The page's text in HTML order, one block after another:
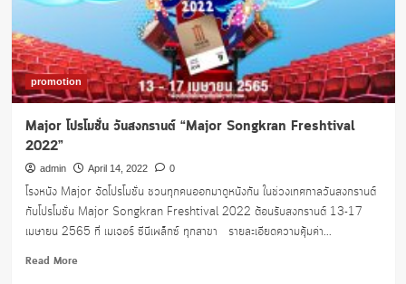
2565
promotion
Major โปรโมชั่น วันสงกรานต์ “Major Songkran Freshtival
2022”
admin April 14, 2022 0
โรงหนัง Major จัดโปรโมชั่น ชวนทุกคนออกมาดูหนังกัน ในช่วงเทศกาลวันสงกรานต์
กับโปรโมชั่น Major Songkran Freshtival 2022 ต้อนรับสงกรานต์ 13-17
เมษายน 2565 ที่ เมเจอร์ ซีนีเพล็กซ์ ทุกสาขา รายละเอียดความคุ้มค่า...
Read MoreRead